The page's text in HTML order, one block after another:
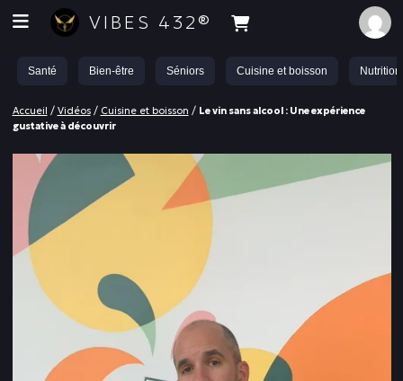
VIBES 432®
Santé Bien-être Séniors Cuisine et boisson Nutrition
Accueil / Vidéos/ Cuisine et boisson / Le vin sans alcool : Une expérience
gustative à découvrir